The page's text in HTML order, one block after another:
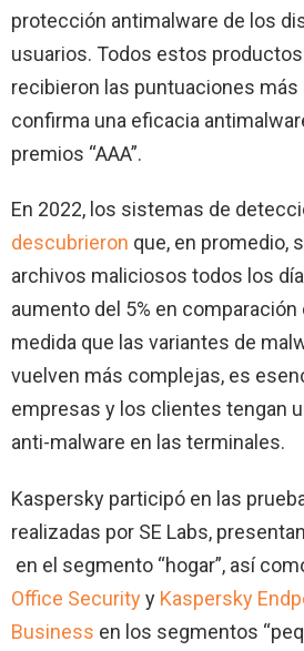
protección antimalware de los
usuarios. Todos estos
recibieron las puntuaciones más
confirma una eficacia
premios “AAA”.
En 2022, los sistemas de
descubrieron que, en promedio,
archivos maliciosos todos los
aumento del 5% en comparación
medida que las variantes de
vuelven más complejas, es
empresas y los clientes tengan
anti-malware en las terminales.
Kaspersky participó en las
realizadas por SE Labs,
en el segmento “hogar”, así
Office Securityy Kaspersky
Business en los segmentos